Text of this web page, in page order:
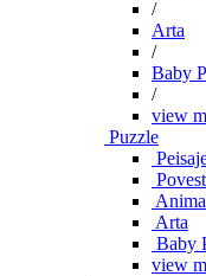
/
Arta
/
Baby
/
view
Puzzle
Arta
Baby
view